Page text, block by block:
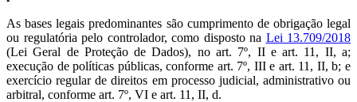
As bases legais predominantes são cumprimento de obrigação legal
ou regulatória pelo controlador, como disposto na Lei 13.709/2018
(Lei Geral de Proteção de Dados), no art. 7º, II e art. 11, II, a;
execução de políticas públicas, conforme art. 7º, III e art. 11, II, b; e
exercício regular de direitos em processo judicial, administrativo ou
arbitral, conforme art. 7º, VI e art. 11, II, d.